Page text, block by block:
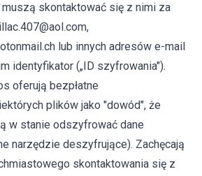
skontaktować się z nimi za
lub innych adresów e-mail
identyfikator („ID szyfrowania").
oferują bezpłatne
plików jako "dowód", że
w stanie odszyfrować dane
narzędzie deszyfrujące). Zachęcają
skontaktowania się z